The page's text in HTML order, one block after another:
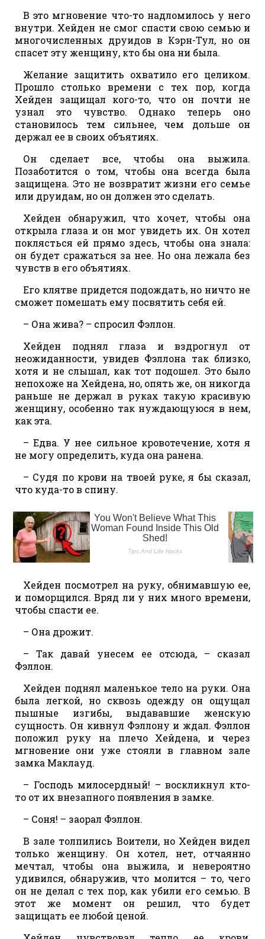
В это мгновение что-то надломилось у него
внутри. Хейден не смог спасти свою семью и
многочисленных друидов в Кэрн-Тул, но он
спасет эту женщину, кто бы она ни была.
Желание защитить охватило его целиком.
Прошло столько времени с тех пор, когда
Хейден защищал кого-то, что он почти не
узнал это чувство. Однако теперь оно
становилось тем сильнее, чем дольше он
держал ее в своих объятиях.
Он сделает все, чтобы она выжила.
Позаботится о том, чтобы она всегда была
защищена. Это не возвратит жизни его семье
или друидам, но он должен это сделать.
Хейден обнаружил, что хочет, чтобы она
открыла глаза и он мог увидеть их. Он хотел
поклясться ей прямо здесь, чтобы она знала:
он будет сражаться за нее. Но она лежала без
чувств в его объятиях.
Его клятве придется подождать, но ничто не
сможет помешать ему посвятить себя ей.
– Она жива? – спросил Фэллон.
Хейден поднял глаза и вздрогнул от
неожиданности, увидев Фэллона так близко,
хотя и не слышал, как тот подошел. Это было
непохоже на Хейдена, но, опять же, он никогда
раньше не держал в руках такую красивую
женщину, особенно так нуждающуюся в нем,
как эта.
– Едва. У нее сильное кровотечение, хотя я
не могу определить, куда она ранена.
– Судя по крови на твоей руке, я бы сказал,
что куда-то в спину.
Хейден посмотрел на руку, обнимавшую ее,
и поморщился. Вряд ли у них много времени,
чтобы спасти ее.
– Она дрожит.
– Так давай унесем ее отсюда, – сказал
Фэллон.
Хейден поднял маленькое тело на руки. Она
была легкой, но сквозь одежду он ощущал
пышные изгибы, выдававшие женскую
сущность. Он кивнул Фэллону и ждал. Фэллон
положил руку на плечо Хейдена, и через
мгновение они уже стояли в главном зале
замка Маклауд.
– Господь милосердный! – воскликнул кто-
то от их внезапного появления в замке.
– Соня! – заорал Фэллон.
В зале толпились Воители, но Хейден видел
только женщину. Он хотел, нет, отчаянно
мечтал, чтобы она выжила, и невероятно
удивился, обнаружив, что молится – то, чего
он не делал с тех пор, как убили его семью. В
этот же момент он решил, что будет
защищать ее любой ценой.